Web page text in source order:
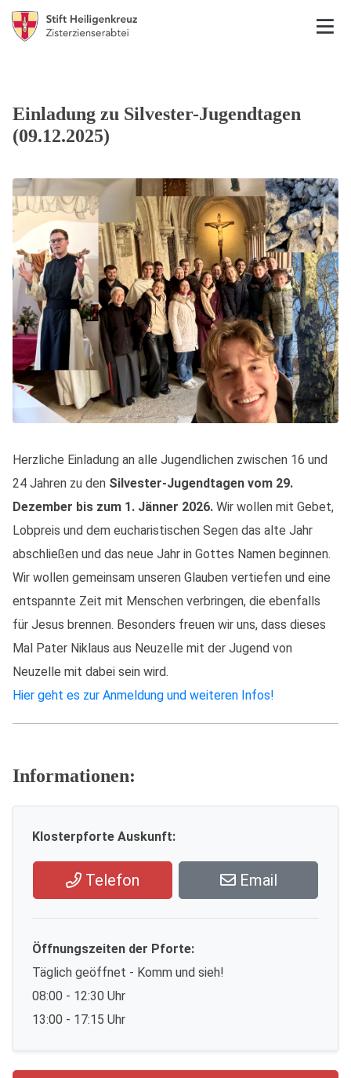
Einladung zu Silvester-Jugendtagen
(09.12.2025)
Herzliche Einladung an alle Jugendlichen zwischen 16 und
24 Jahren zu den Silvester-Jugendtagen vom 29.
Dezember bis zum 1. Jänner 2026. Wir wollen mit Gebet,
Lobpreis und dem eucharistischen Segen das alte Jahr
abschließen und das neue Jahr in Gottes Namen beginnen.
Wir wollen gemeinsam unseren Glauben vertiefen und eine
entspannte Zeit mit Menschen verbringen, die ebenfalls
für Jesus brennen. Besonders freuen wir uns, dass dieses
Mal Pater Niklaus aus Neuzelle mit der Jugend von
Neuzelle mit dabei sein wird.
Hier geht es zur Anmeldung und weiteren Infos!
Informationen:
Klosterpforte Auskunft:
Telefon Email
Öffnungszeiten der Pforte:
Täglich geöffnet - Komm und sieh!
08:00 - 12:30 Uhr
13:00 - 17:15 Uhr